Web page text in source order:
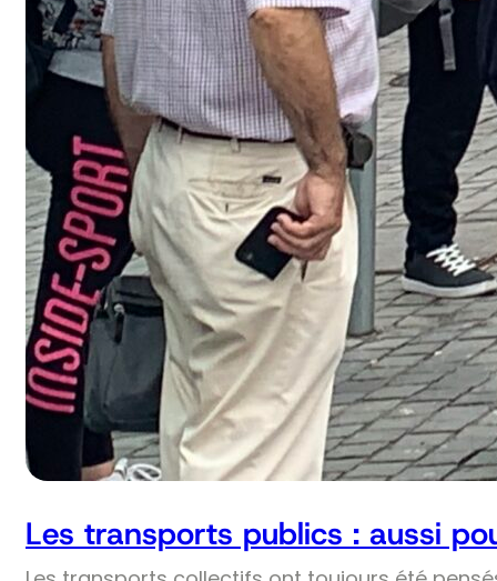
Les transports publics : aussi